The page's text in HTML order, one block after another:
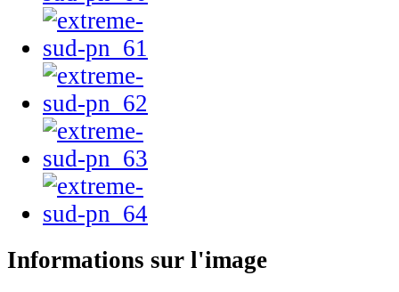
Informations sur l'image